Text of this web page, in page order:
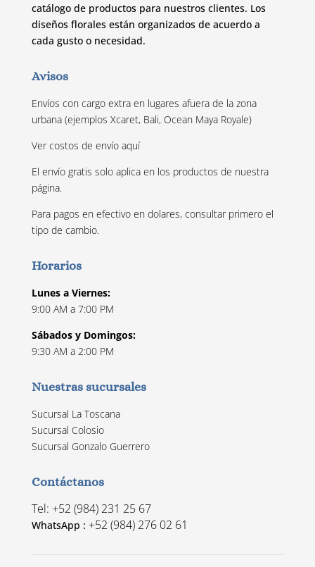
catálogo de productos para nuestros clientes. Los
diseños florales están organizados de acuerdo a
cada gusto o necesidad.
Avisos
Envíos con cargo extra en lugares afuera de la zona
urbana (ejemplos Xcaret, Bali, Ocean Maya Royale)
Ver costos de envío aquí
El envío gratis solo aplica en los productos de nuestra
página.
Para pagos en efectivo en dolares, consultar primero el
tipo de cambio.
Horarios
Lunes a Viernes:
9:00 AM a 7:00 PM
Sábados y Domingos:
9:30 AM a 2:00 PM
Nuestras sucursales
Sucursal La Toscana
Sucursal Colosio
Sucursal Gonzalo Guerrero
Contáctanos
Tel: +52 (984) 231 25 67
WhatsApp : +52 (984) 276 02 61